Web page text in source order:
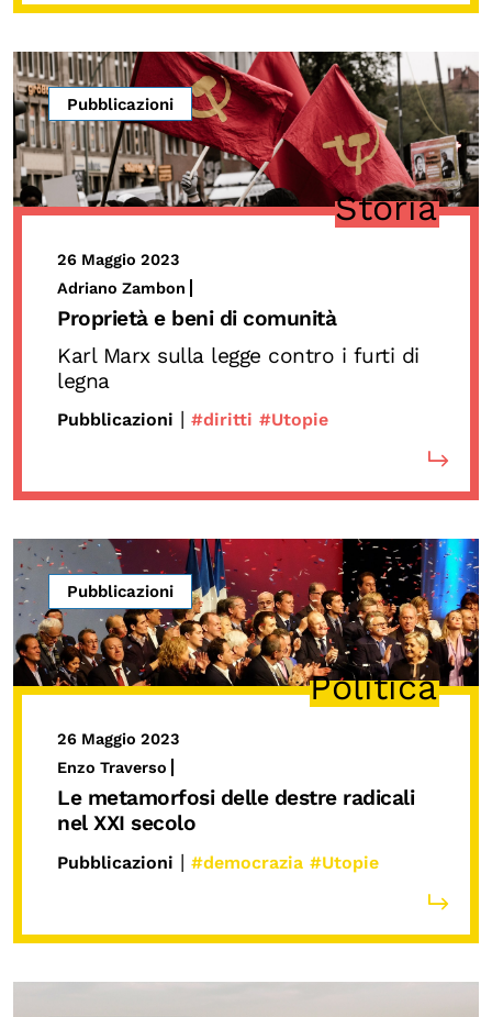
Pubblicazioni
Storia
26 Maggio 2023
Adriano Zambon
Proprietà e beni di comunità
Karl Marx sulla legge contro i furti di
legna
Pubblicazioni | #diritti #Utopie
Pubblicazioni
Politica
26 Maggio 2023
Enzo Traverso
Le metamorfosi delle destre radicali
nel XXI secolo
Pubblicazioni | #democrazia #Utopie